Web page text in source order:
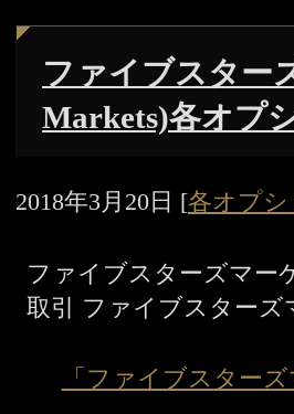
ファイブスター
Markets)各オプ
2018年3月20日 [各オプ
ファイブスターズマー
取引 ファイブスターズ
「ファイブスター